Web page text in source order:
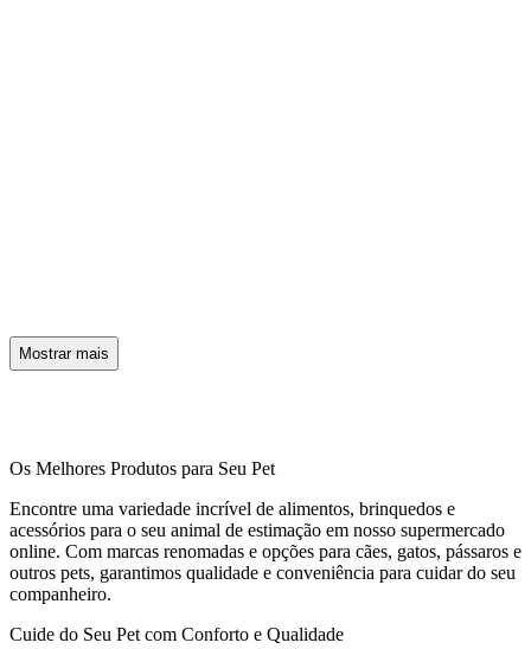
Mostrar mais
Os Melhores Produtos para Seu Pet
Encontre uma variedade incrível de alimentos, brinquedos e
acessórios para o seu animal de estimação em nosso supermercado
online. Com marcas renomadas e opções para cães, gatos, pássaros e
outros pets, garantimos qualidade e conveniência para cuidar do seu
companheiro.
Cuide do Seu Pet com Conforto e Qualidade